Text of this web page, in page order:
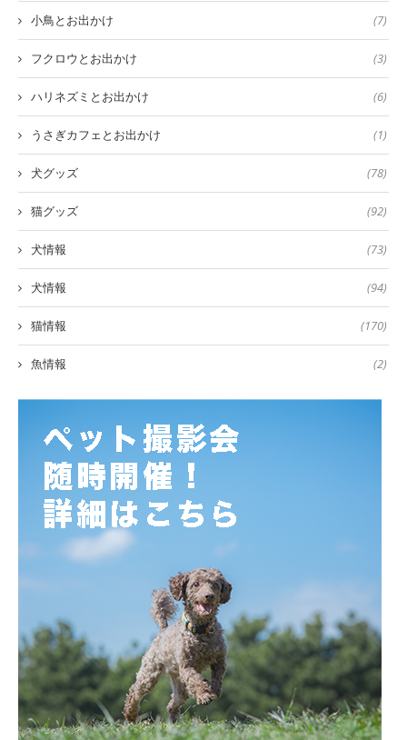
小鳥とお出かけ (7)
フクロウとお出かけ (3)
ハリネズミとお出かけ (6)
うさぎカフェとお出かけ (1)
犬グッズ (78)
猫グッズ (92)
犬情報 (73)
犬情報 (94)
猫情報 (170)
魚情報 (2)